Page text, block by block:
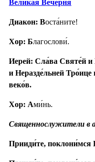
Вели́кая Вече́рня
Диакон: Воста́ните!
Хор: Благослови́.
Иерей: Сла́ва Святе́й
и Неразде́льней Тро́ице
веко́в.
Хор: Ами́нь.
Священнослужители в
Прииди́те, поклони́мся